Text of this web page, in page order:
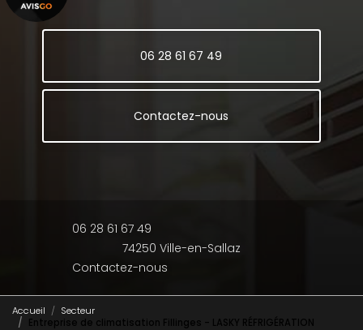
06 28 61 67 49
Contactez-nous
06 28 61 67 49
74250 Ville-en-Sallaz
Contactez-nous
Voir le certificat
Accueil
Secteur
Entreprise de climatisation Fillinges - LASKY RÉFRIGÉRATION